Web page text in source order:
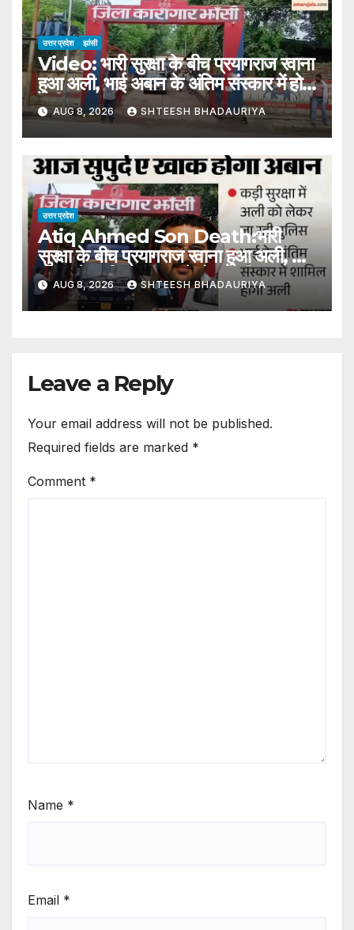
उत्तर प्रदेश झांसी
Video: भारी सुरक्षा के बीच प्रयागराज रवाना
हुआ अली, भाई अबान के अंतिम संस्कार में होगा
शामिल
AUG 8, 2026 SHTEESH BHADAURIYA
उत्तर प्रदेश
Atiq Ahmed Son Death:भारी
सुरक्षा के बीच प्रयागराज रवाना हुआ अली, भाई
अबान के अंतिम संस्कार में होगा शामिल –
Atiq Ahmed Son Death Ali
Leaves For Prayagraj Amidst
AUG 8, 2026 SHTEESH BHADAURIYA
Leave a Reply
Your email address will not be published.
Required fields are marked *
Comment *
Name *
Email *